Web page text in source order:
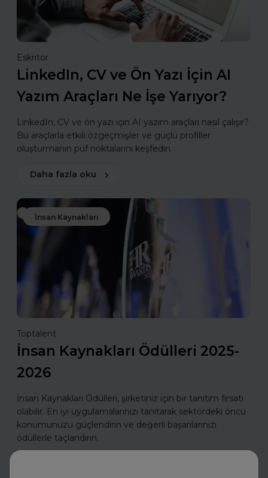
Eskritor
LinkedIn, CV ve Ön Yazı İçin AI
Yazım Araçları Ne İşe Yarıyor?
LinkedIn, CV ve ön yazı için AI yazım araçları nasıl çalışır?
Bu araçlarla etkili özgeçmişler ve güçlü profiller
oluşturmanın püf noktalarını keşfedin.
Daha fazla oku
İnsan Kaynakları
Toptalent
İnsan Kaynakları Ödülleri 2025-
2026
İnsan Kaynakları Ödülleri, şirketiniz için bir tanıtım fırsatı
olabilir. En iyi uygulamalarınızı tanıtarak sektördeki öncü
konumunuzu güçlendirin ve değerli başarılarınızı
ödüllerle taçlandırın.